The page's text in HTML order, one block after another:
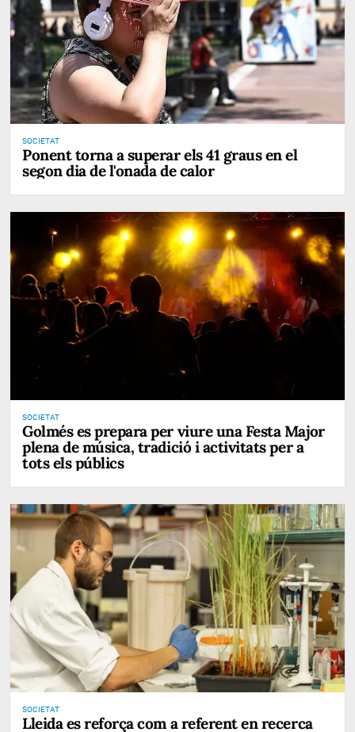
SOCIETAT
Ponent torna a superar els 41 graus en el
segon dia de l'onada de calor
SOCIETAT
Golmés es prepara per viure una Festa Major
plena de música, tradició i activitats per a
tots els públics
SOCIETAT
Lleida es reforça com a referent en recerca